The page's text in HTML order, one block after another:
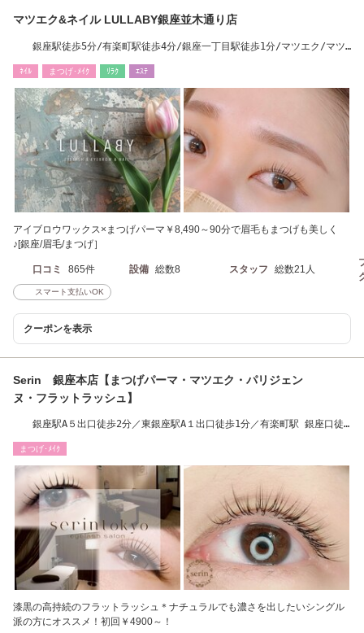
マツエク&ネイル LULLABY銀座並木通り店
銀座駅徒歩5分/有楽町駅徒歩4分/銀座一丁目駅徒歩1分/マツエク/マツ
ﾈｲﾙ まつげ･ﾒｲｸ ﾘﾗｸ ｴｽﾃ
アイブロウワックス×まつげパーマ￥8,490～90分で眉毛もまつげも美しく
♪[銀座/眉毛/まつげ］
口コミ 865件 設備 総数8 スタッフ 総数21人
スマート支払いOK
クーポンを表示
Serin 銀座本店【まつげパーマ・マツエク・パリジェン
ヌ・フラットラッシュ】
銀座駅A５出口徒歩2分／東銀座駅A１出口徒歩1分／有楽町駅 銀座口徒
まつげ･ﾒｲｸ
漆黒の高持続のフラットラッシュ＊ナチュラルでも濃さを出したいシングル
派の方にオススメ！初回￥4900～！